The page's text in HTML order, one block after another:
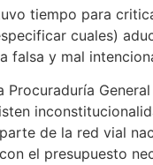
tiempo para
cuales)
falsa y mal
Procuraduría
de la red vial
el presupuesto